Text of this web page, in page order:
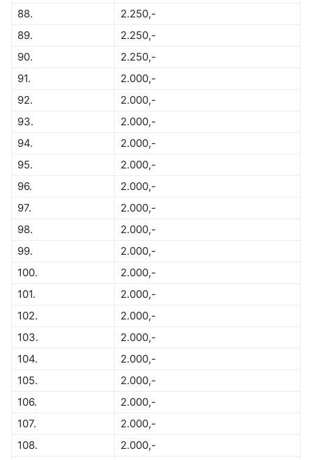
88.
2.250,-
89.
2.250,-
90.
2.250,-
91.
2.000,-
92.
2.000,-
93.
2.000,-
94.
2.000,-
95.
2.000,-
96.
2.000,-
97.
2.000,-
98.
2.000,-
99.
2.000,-
100.
2.000,-
101.
2.000,-
102.
2.000,-
103.
2.000,-
104.
2.000,-
105.
2.000,-
106.
2.000,-
107.
2.000,-
108.
2.000,-